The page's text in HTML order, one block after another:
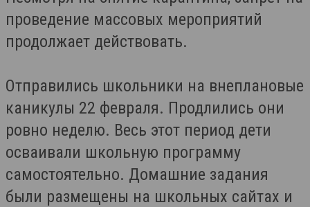
проведение массовых мероприятий
продолжает действовать.
Отправились школьники на внеплановые
каникулы 22 февраля. Продлились они
ровно неделю. Весь этот период дети
осваивали школьную программу
самостоятельно. Домашние задания
были размещены на школьных сайтах и